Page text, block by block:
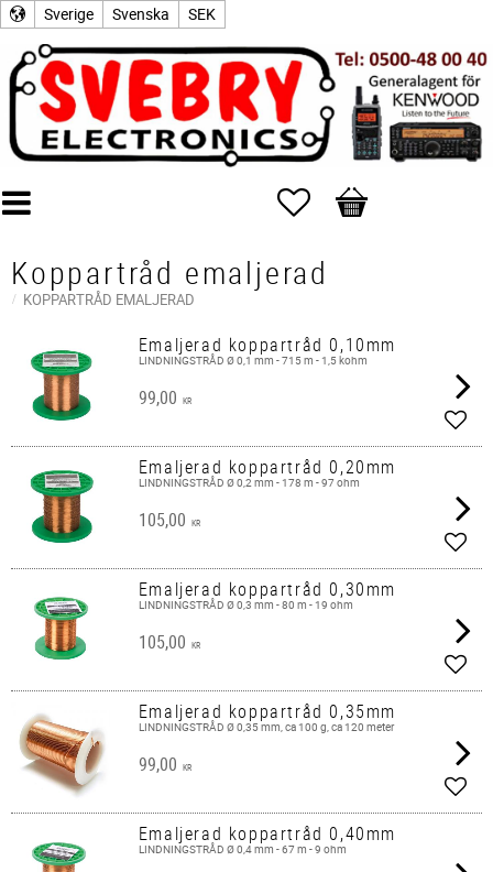
Sverige Svenska SEK
Favoriter
Kundvagn
Koppartråd emaljerad
KOPPARTRÅD EMALJERAD
Emaljerad koppartråd 0,10mm
LINDNINGSTRÅD Ø 0,1 mm - 715 m - 1,5 kohm
99,00 KR
Emaljerad koppartråd 0,20mm
LINDNINGSTRÅD Ø 0,2 mm - 178 m - 97 ohm
105,00 KR
Emaljerad koppartråd 0,30mm
LINDNINGSTRÅD Ø 0,3 mm - 80 m - 19 ohm
105,00 KR
Emaljerad koppartråd 0,35mm
LINDNINGSTRÅD Ø 0,35 mm, ca 100 g, ca 120 meter
99,00 KR
Emaljerad koppartråd 0,40mm
LINDNINGSTRÅD Ø 0,4 mm - 67 m - 9 ohm